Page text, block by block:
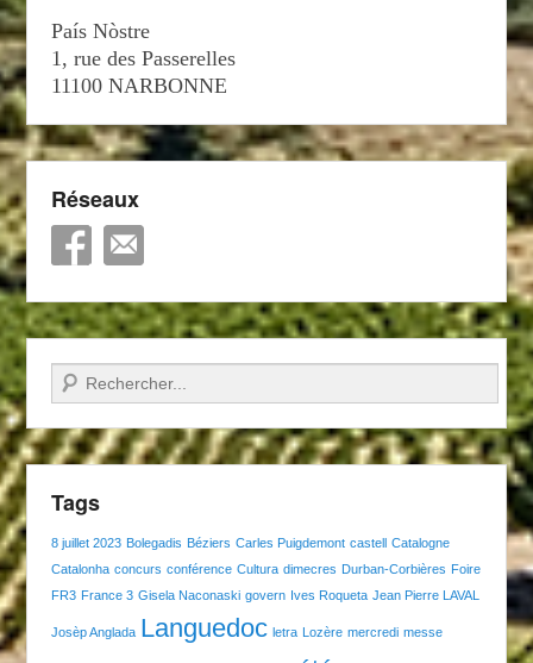
País Nòstre
1, rue des Passerelles
11100 NARBONNE
Réseaux
Recherche
Tags
8 juillet 2023 Bolegadis Béziers Carles Puigdemont castell Catalogne
Catalonha concurs conférence Cultura dimecres Durban-Corbières Foire
FR3 France 3 Gisela Naconaski govern Ives Roqueta Jean Pierre LAVAL
Josèp Anglada Languedoc letra Lozère mercredi messe